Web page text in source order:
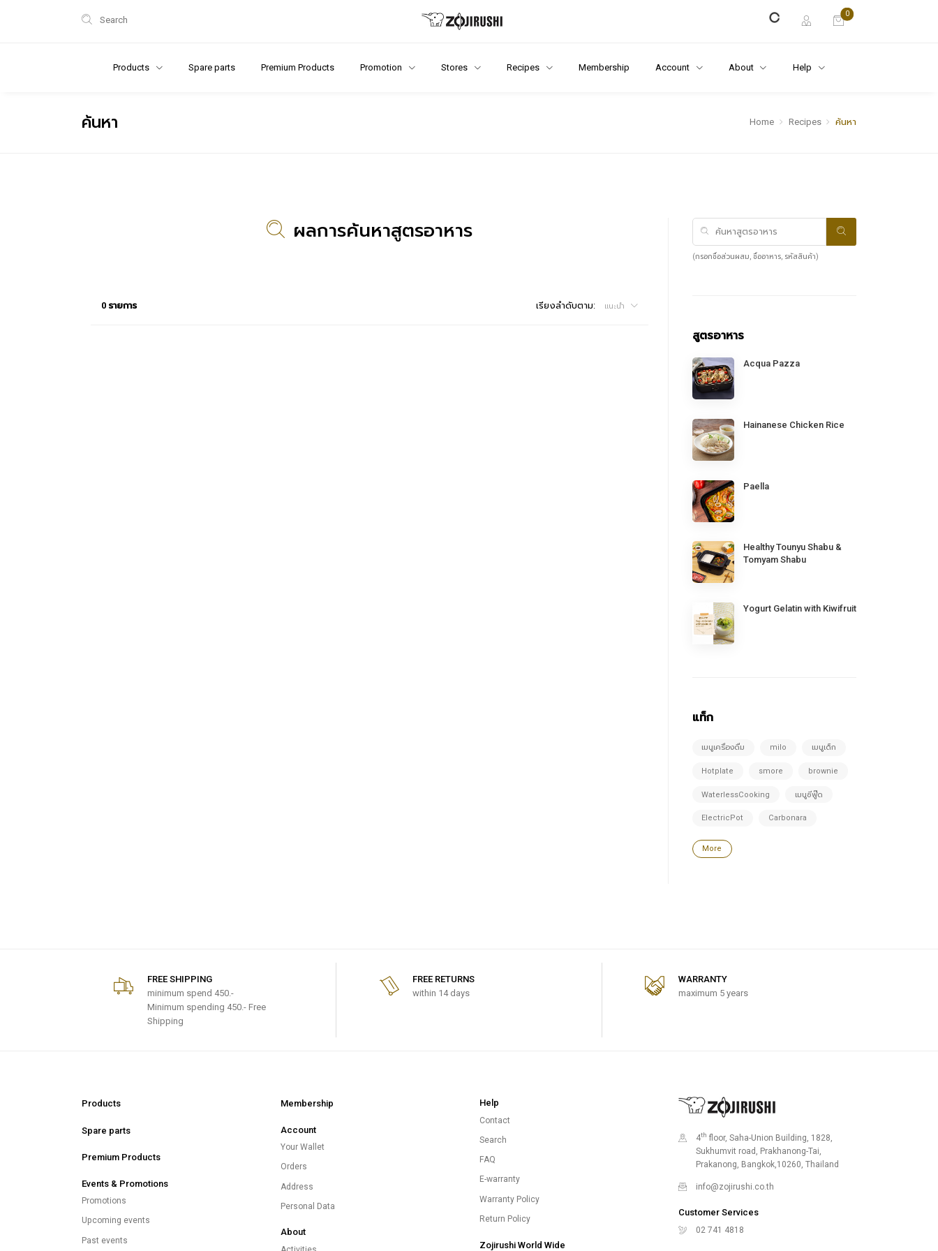
Search
0
Products Spare parts Premium Products Promotion Stores Recipes Membership Account About Help
ค้นหา Home Recipes ค้นหา
ผลการค้นหาสูตรอาหาร
0 รายการ เรียงลำดับตาม: แนะนำ
(กรอกชื่อส่วนผสม, ชื่ออาหาร, รหัสสินค้า)
สูตรอาหาร
Acqua Pazza
Hainanese Chicken Rice
Paella
Healthy Tounyu Shabu &
Tomyam Shabu
Yogurt Gelatin with Kiwifruit
แท็ก
เมนูเครื่องดื่ม milo เมนูเด็ก
Hotplate smore brownie
WaterlessCooking เมนูซีฟู๊ด
ElectricPot Carbonara
More
FREE SHIPPING
minimum spend 450.-
Minimum spending 450.- Free
Shipping
FREE RETURNS
within 14 days
WARRANTY
maximum 5 years
Products
Spare parts
Premium Products
Events & Promotions
Promotions
Upcoming events
Past events
Membership
Account
Your Wallet
Orders
Address
Personal Data
About
Help
Contact
Search
FAQ
E-warranty
Warranty Policy
Return Policy
Zojirushi World Wide
4th floor, Saha-Union Building, 1828,
Sukhumvit road, Prakhanong-Tai,
Prakanong, Bangkok,10260, Thailand
info@zojirushi.co.th
Customer Services
02 741 4818